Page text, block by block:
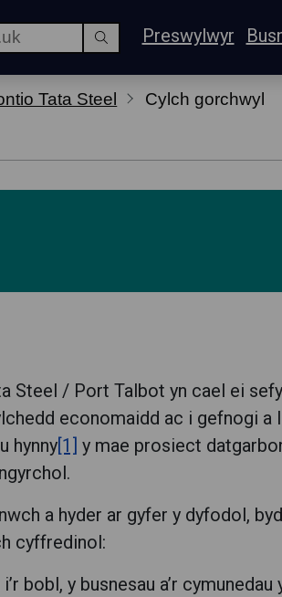
Preswylwyr
Tata Steel Cylch gorchwyl
Steel / Port Talbot yn cael ei
economaidd ac i gefnogi a
hynny[1] y mae prosiect
a hyder ar gyfer y dyfodol,
cyffredinol:
bobl, y busnesau a’r